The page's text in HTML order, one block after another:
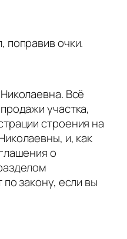
поправив очки.
Всё
участка,
строения на
и, как
о
закону, если вы